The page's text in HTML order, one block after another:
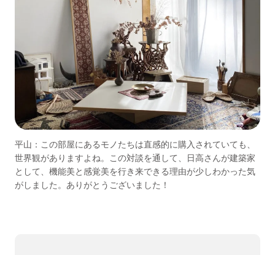
平山：この部屋にあるモノたちは直感的に購入されていても、
世界観がありますよね。この対談を通して、日高さんが建築家
として、機能美と感覚美を行き来できる理由が少しわかった気
がしました。ありがとうございました！